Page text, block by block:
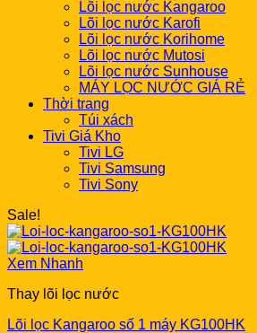
Lõi lọc nước Kangaroo
Lõi lọc nước Karofi
Lõi lọc nước Korihome
Lõi lọc nước Mutosi
Lõi lọc nước Sunhouse
MÁY LỌC NƯỚC GIÁ RẺ
Thời trang
Túi xách
Tivi Giá Kho
Tivi LG
Tivi Samsung
Tivi Sony
Sale!
Xem Nhanh
Thay lõi lọc nước
Lõi lọc Kangaroo số 1 máy KG100HK